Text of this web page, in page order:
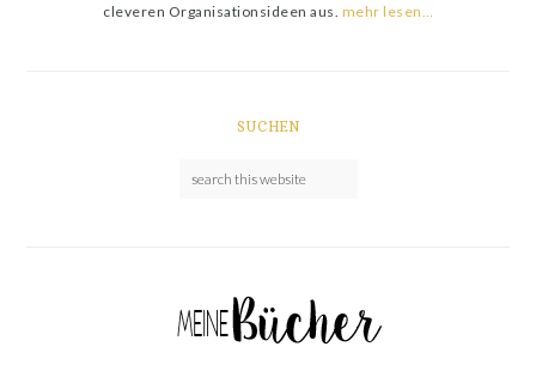
cleveren Organisationsideen aus. mehr lesen…
SUCHEN